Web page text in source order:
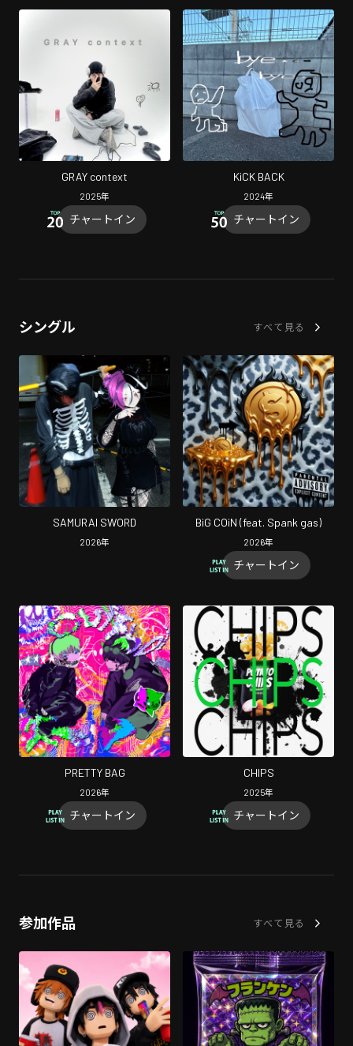
GRAY context
2025年
チャートイン
KiCK BACK
2024年
チャートイン
シングル すべて見る
SAMURAI SWORD
2026年
BiG COiN (feat. Spank gas)
2026年
チャートイン
PRETTY BAG
2026年
チャートイン
CHIPS
2025年
チャートイン
参加作品 すべて見る